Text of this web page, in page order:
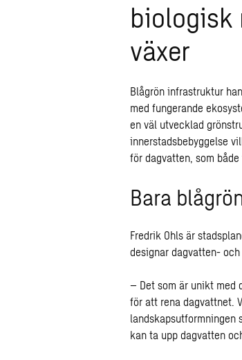
biologisk
växer
Blågrön infrastruktur
med fungerande
en väl utvecklad
innerstadsbebyggelse
för dagvatten, som
Bara
Fredrik Ohls är
designar dagvatten-
– Det som är unikt med
för att rena dagvattnet.
landskapsutformningen
kan ta upp dagvatten